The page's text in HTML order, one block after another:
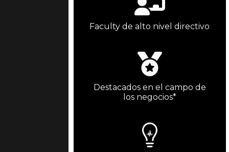
Faculty de alto nivel directivo
Destacados en el campo de
los negocios*